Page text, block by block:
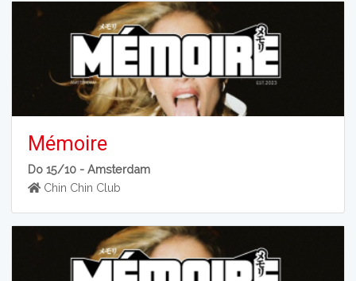
Mémoire
Do 15/10 -Amsterdam
Chin Chin Club